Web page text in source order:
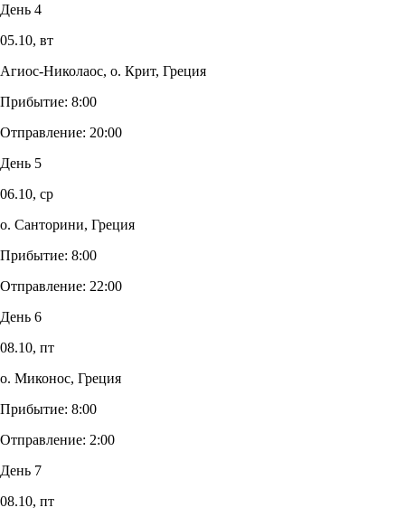
День 4
05.10, вт
Агиос-Николаос, о. Крит, Греция
Прибытие: 8:00
Отправление: 20:00
День 5
06.10, ср
о. Санторини, Греция
Прибытие: 8:00
Отправление: 22:00
День 6
08.10, пт
о. Миконос, Греция
Прибытие: 8:00
Отправление: 2:00
День 7
08.10, пт